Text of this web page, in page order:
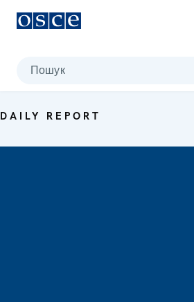
Пошук
DAILY REPORT